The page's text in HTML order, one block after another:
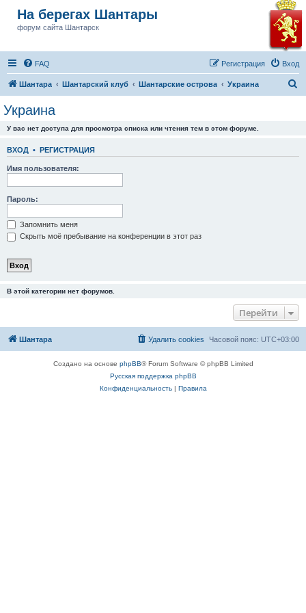
На берегах Шантары
форум сайта Шантарск
FAQ Вход
Регистрация
Шантара Шантарский клуб Шантарские острова Украина
Украина
У вас нет доступа для просмотра списка или чтения тем в этом форуме.
ВХОД • РЕГИСТРАЦИЯ
Имя пользователя:
Пароль:
Запомнить меня
Скрыть моё пребывание на конференции в этот раз
В этой категории нет форумов.
Перейти
Шантара Часовой пояс: UTC+03:00
Удалить cookies
Создано на основе phpBB® Forum Software © phpBB Limited
Русская поддержка phpBB
Конфиденциальность| Правила